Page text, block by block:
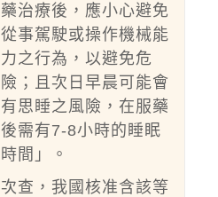
藥治療後，應小心避免
從事駕駛或操作機械能
力之行為，以避免危
險；且次日早晨可能會
有思睡之風險，在服藥
後需有7-8小時的睡眠
時間」。
次查，我國核准含該等